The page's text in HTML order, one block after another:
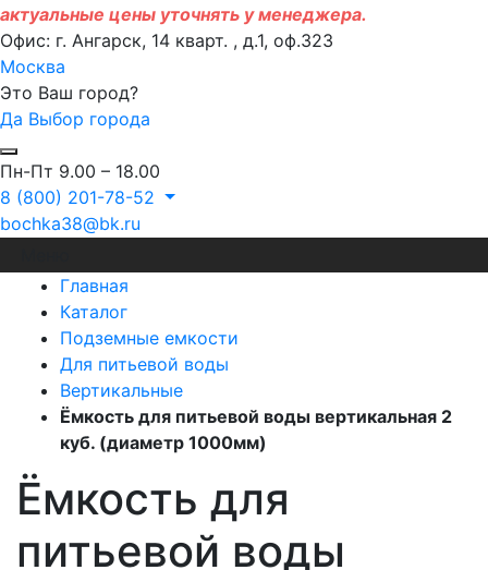
актуальные цены уточнять у менеджера.
Офис: г. Ангарск, 14 кварт. , д.1, оф.323
Москва
Это Ваш город?
Да Выбор города
Пн-Пт 9.00 – 18.00
8 (800) 201-78-52
bochka38@bk.ru
Главная
Каталог
Подземные емкости
Для питьевой воды
Вертикальные
Ёмкость для питьевой воды вертикальная 2
куб. (диаметр 1000мм)
Ёмкость для
питьевой воды